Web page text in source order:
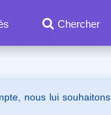
Chercher
nous lui souhaitons